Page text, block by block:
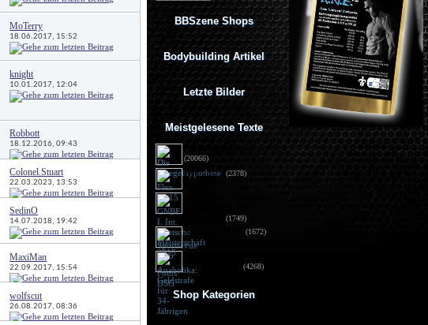
MoTerry
18.06.2017, 15:52
knight
10.01.2017, 12:04
Robbott
18.12.2016, 09:43
Colonel.Stuart
22.03.2023, 13:53
SedinO
14.07.2018, 19:42
MaxiMan
22.09.2017, 15:54
wolfscut
26.08.2017, 08:36
BBSzene Shops
Bodybuilding Artikel
Letzte Bilder
Meistgelesene Texte
Die Spiegelhypothese
(20066)
Flex 05/15 (2378)
(1749)
Sportrevue 6/15 (1672)
für 34-Jährigen
(4268)
Shop Kategorien
Frauen Fitness